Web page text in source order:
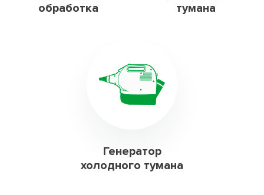
обработка
тумана
Генератор
холодного тумана